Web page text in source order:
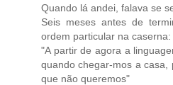
Quando lá andei, falava se
Seis meses antes de
ordem particular na caserna:
"A partir de agora a
quando chegar-mos a
que não queremos"